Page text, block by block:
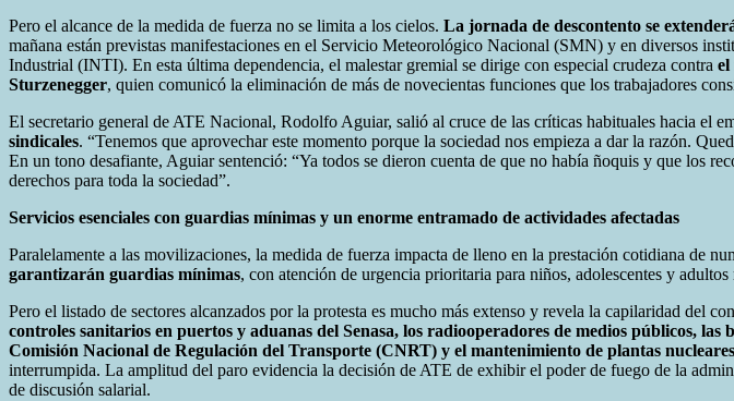
Pero el alcance de la medida de fuerza no se limita a los cielos. La jornada de descontento se
mañana están previstas manifestaciones en el Servicio Meteorológico Nacional (SMN) y en diversos
Industrial (INTI). En esta última dependencia, el malestar gremial se dirige con especial crudeza contra el
Sturzenegger, quien comunicó la eliminación de más de novecientas funciones que los trabajadores
El secretario general de ATE Nacional, Rodolfo Aguiar, salió al cruce de las críticas habituales hacia el
sindicales. “Tenemos que aprovechar este momento porque la sociedad nos empieza a dar la razón.
En un tono desafiante, Aguiar sentenció: “Ya todos se dieron cuenta de que no había ñoquis y que los
derechos para toda la sociedad”.
Servicios esenciales con guardias mínimas y un enorme entramado de actividades afectadas
Paralelamente a las movilizaciones, la medida de fuerza impacta de lleno en la prestación cotidiana de
garantizarán guardias mínimas, con atención de urgencia prioritaria para niños, adolescentes y
Pero el listado de sectores alcanzados por la protesta es mucho más extenso y revela la capilaridad del
controles sanitarios en puertos y aduanas del Senasa, los radiooperadores de medios públicos,
Comisión Nacional de Regulación del Transporte (CNRT) y el mantenimiento de plantas nucleares
interrumpida. La amplitud del paro evidencia la decisión de ATE de exhibir el poder de fuego de la
de discusión salarial.